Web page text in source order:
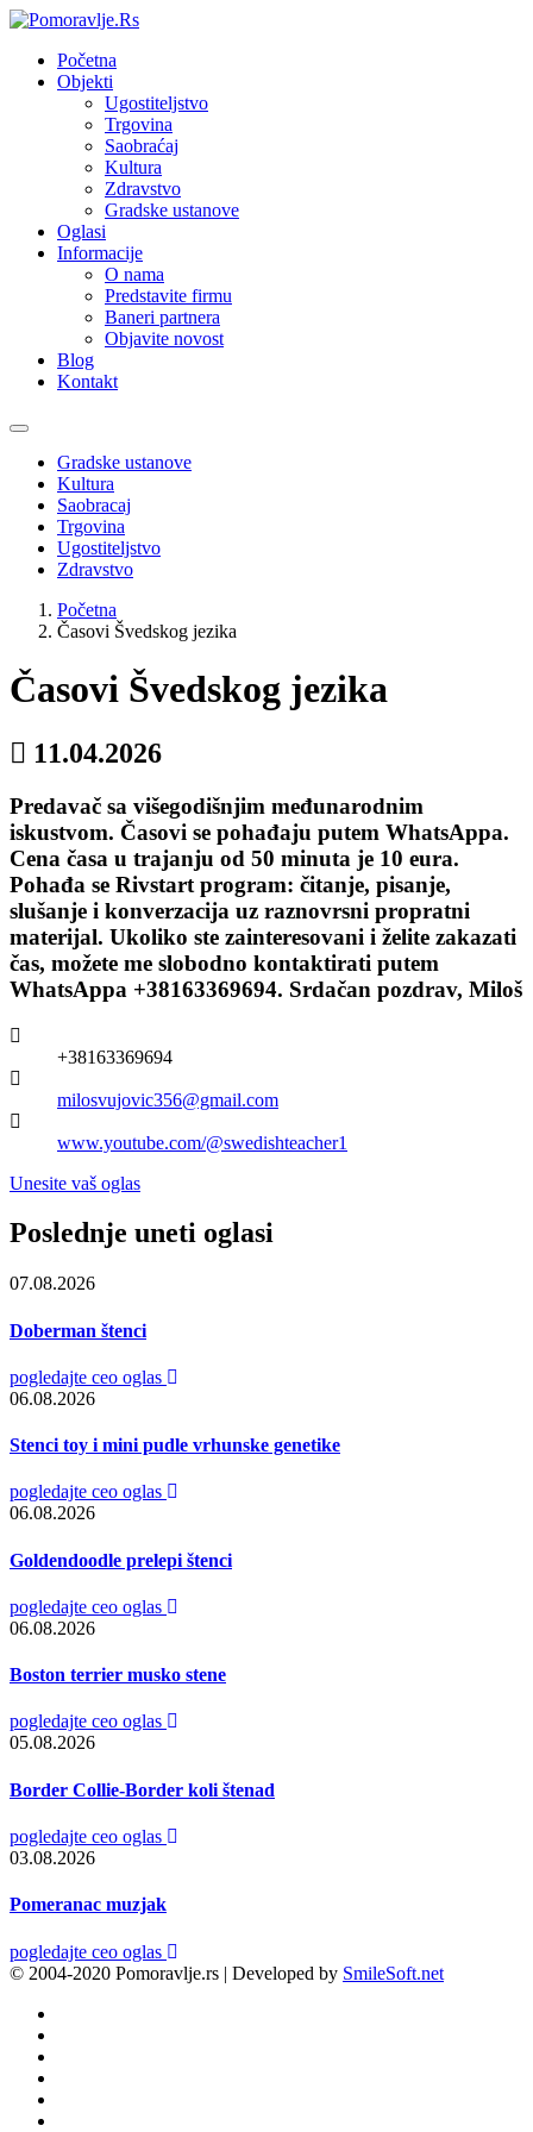
Početna
Objekti
Ugostiteljstvo
Trgovina
Saobraćaj
Kultura
Zdravstvo
Gradske ustanove
Oglasi
Informacije
O nama
Predstavite firmu
Baneri partnera
Objavite novost
Blog
Kontakt
Toggle
navigationGradske ustanove
Kultura
Saobracaj
Trgovina
Ugostiteljstvo
Zdravstvo
Početna
Časovi Švedskog jezika
Časovi Švedskog jezika
11.04.2026
Predavač sa višegodišnjim međunarodnim
iskustvom. Časovi se pohađaju putem WhatsAppa.
Cena časa u trajanju od 50 minuta je 10 eura.
Pohađa se Rivstart program: čitanje, pisanje,
slušanje i konverzacija uz raznovrsni propratni
materijal. Ukoliko ste zainteresovani i želite zakazati
čas, možete me slobodno kontaktirati putem
WhatsAppa +38163369694. Srdačan pozdrav, Miloš
+38163369694
milosvujovic356@gmail.com
www.youtube.com/@swedishteacher1
Unesite vaš oglas
Poslednje uneti oglasi
07.08.2026
Doberman štenci
pogledajte ceo oglas
06.08.2026
Stenci toy i mini pudle vrhunske genetike
pogledajte ceo oglas
06.08.2026
Goldendoodle prelepi štenci
pogledajte ceo oglas
06.08.2026
Boston terrier musko stene
pogledajte ceo oglas
05.08.2026
Border Collie-Border koli štenad
pogledajte ceo oglas
03.08.2026
Pomeranac muzjak
pogledajte ceo oglas
© 2004-2020 Pomoravlje.rs | Developed by SmileSoft.net